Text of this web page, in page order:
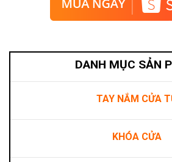
DANH MỤC SẢN
TAY NẮM CỬA
KHÓA CỬA